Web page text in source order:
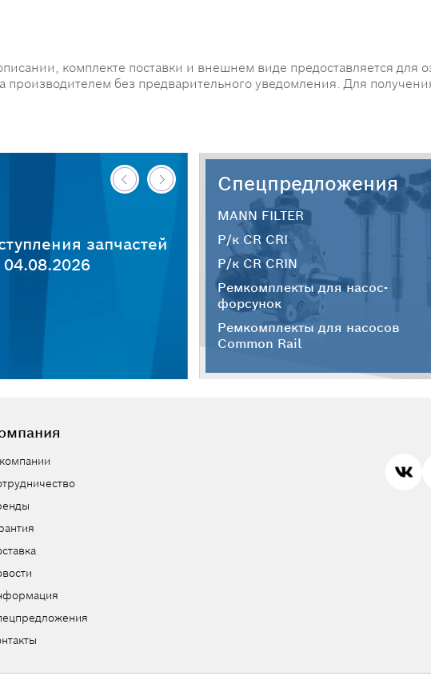
комплекте поставки и внешнем виде предоставляется для
без предварительного уведомления. Для
запчастей
04.08.2026
30.07.2026
Новые
HC-
Спецпредложения
MANN FILTER
Р/к CR CRI
Р/к CR CRIN
Ремкомплекты для насос-
форсунок
Ремкомплекты для насосов
Common Rail